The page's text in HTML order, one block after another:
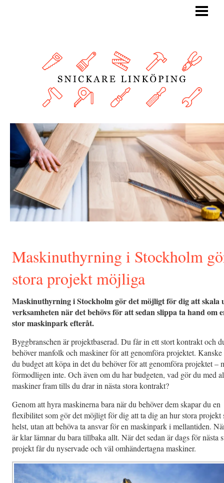
Maskinuthyrning i Stockholm
stora projekt möjliga
Maskinuthyrning i Stockholm gör det möjligt för dig att skala
verksamheten när det behövs för att sedan slippa ta hand om
stor maskinpark efteråt.
Byggbranschen är projektbaserad. Du får in ett stort kontrakt och
behöver manfolk och maskiner för att genomföra projektet. Kanske
du budget att köpa in det du behöver för att genomföra projektet –
förmodligen inte. Och även om du har budgeten, vad gör du med
maskiner fram tills du drar in nästa stora kontrakt?
Genom att hyra maskinerna bara när du behöver dem skapar du en
flexibilitet som gör det möjligt för dig att ta dig an hur stora projekt
helst, utan att behöva ta ansvar för en maskinpark i mellantiden.
är klar lämnar du bara tillbaka allt. När det sedan är dags för nästa
projekt får du nyservade och väl omhändertagna maskiner.